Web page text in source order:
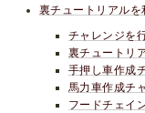
裏チュートリアル
チャレンジを
裏チュートリ
手押し車作成
馬力車作成チ
フードチェイ